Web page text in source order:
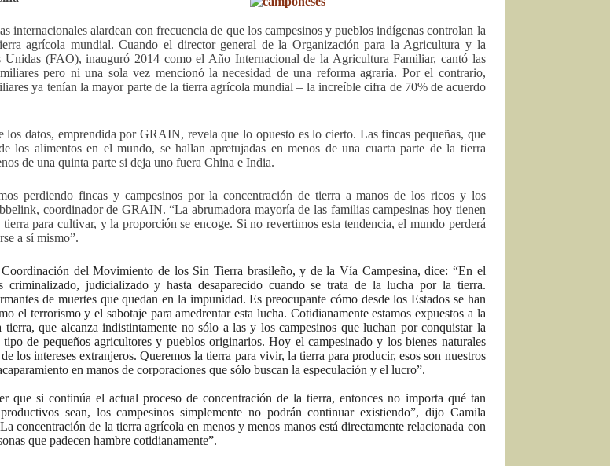
internacionales alardean con frecuencia de que los campesinos y pueblos indígenas controlan la
agrícola mundial. Cuando el director general de la Organización para la Agricultura y la
Unidas (FAO), inauguró 2014 como el Año Internacional de la Agricultura Familiar, cantó las
pero ni una sola vez mencionó la necesidad de una reforma agraria. Por el contrario,
ya tenían la mayor parte de la tierra agrícola mundial – la increíble cifra de 70% de acuerdo
los datos, emprendida por GRAIN, revela que lo opuesto es lo cierto. Las fincas pequeñas, que
los alimentos en el mundo, se hallan apretujadas en menos de una cuarta parte de la tierra
de una quinta parte si deja uno fuera China e India.
perdiendo fincas y campesinos por la concentración de tierra a manos de los ricos y los
coordinador de GRAIN. “La abrumadora mayoría de las familias campesinas hoy tienen
tierra para cultivar, y la proporción se encoge. Si no revertimos esta tendencia, el mundo perderá
a sí mismo”.
del Movimiento de los Sin Tierra brasileño, y de la Vía Campesina, dice: “En el
criminalizado, judicializado y hasta desaparecido cuando se trata de la lucha por la tierra.
de muertes que quedan en la impunidad. Es preocupante cómo desde los Estados se han
el terrorismo y el sabotaje para amedrentar esta lucha. Cotidianamente estamos expuestos a la
tierra, que alcanza indistintamente no sólo a las y los campesinos que luchan por conquistar la
de pequeños agricultores y pueblos originarios. Hoy el campesinado y los bienes naturales
los intereses extranjeros. Queremos la tierra para vivir, la tierra para producir, esos son nuestros
en manos de corporaciones que sólo buscan la especulación y el lucro”.
que si continúa el actual proceso de concentración de la tierra, entonces no importa qué tan
sean, los campesinos simplemente no podrán continuar existiendo”, dijo Camila
concentración de la tierra agrícola en menos y menos manos está directamente relacionada con
que padecen hambre cotidianamente”.